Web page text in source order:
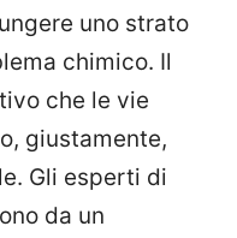
uno strato
chimico. Il
che le vie
giustamente,
Gli esperti di
da un